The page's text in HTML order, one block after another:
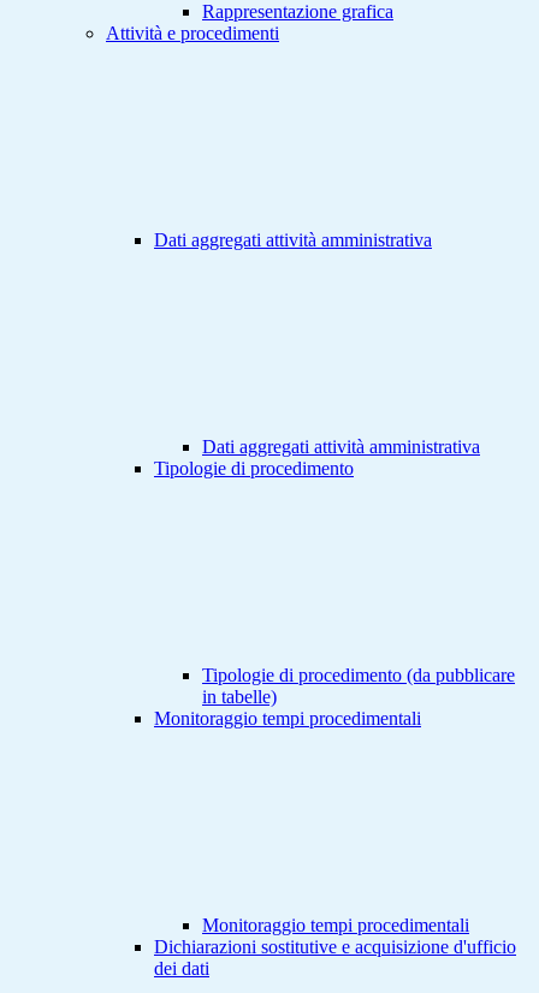
Rappresentazione grafica
Attività e procedimenti
Dati aggregati attività amministrativa
Dati aggregati attività amministrativa
Tipologie di procedimento
Tipologie di procedimento (da pubblicare
in tabelle)
Monitoraggio tempi procedimentali
Monitoraggio tempi procedimentali
Dichiarazioni sostitutive e acquisizione d'ufficio
dei dati